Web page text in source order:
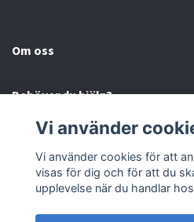
Om oss
Behöver du hjälp?
Läs mer
Sociala medier
Vi använder
Vi använder cookies för att
visas för dig och för att du
upplevelse när du handlar